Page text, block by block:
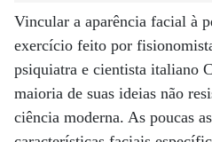
Vincular a aparência facial à
exercício feito por
psiquiatra e cientista italiano
maioria de suas ideias não
ciência moderna. As poucas